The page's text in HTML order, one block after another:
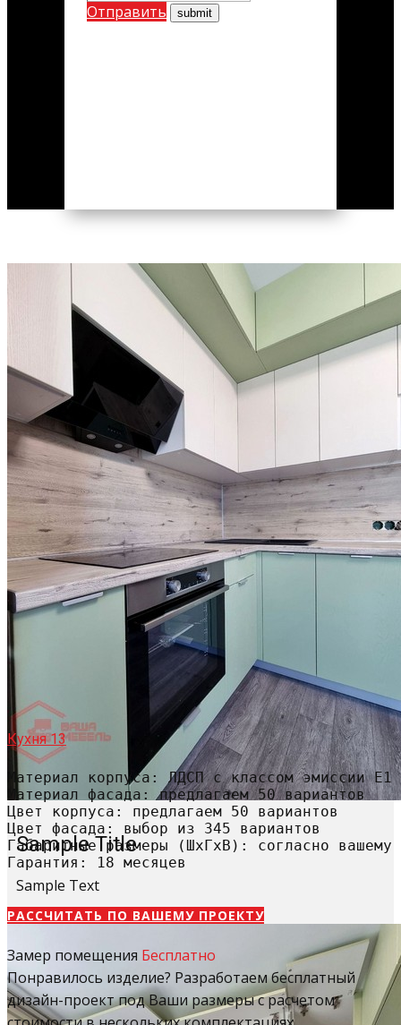
Отправить
Sample Title
Sample Text
Кухня 13
Материал корпуса: ЛДСП с классом эмиссии Е1
Материал фасада: предлагаем 50 вариантов
Цвет корпуса: предлагаем 50 вариантов
Цвет фасада: выбор из 345 вариантов
Габаритные размеры (ШхГхВ): согласно вашему
Гарантия: 18 месяцев
РАССЧИТАТЬ​ ПО ВАШЕМУ ПРОЕКТУ
Замер помещения Бесплатно
Понравилось изделие? Разработаем бесплатный
дизайн-проект под Ваши размеры с расчетом